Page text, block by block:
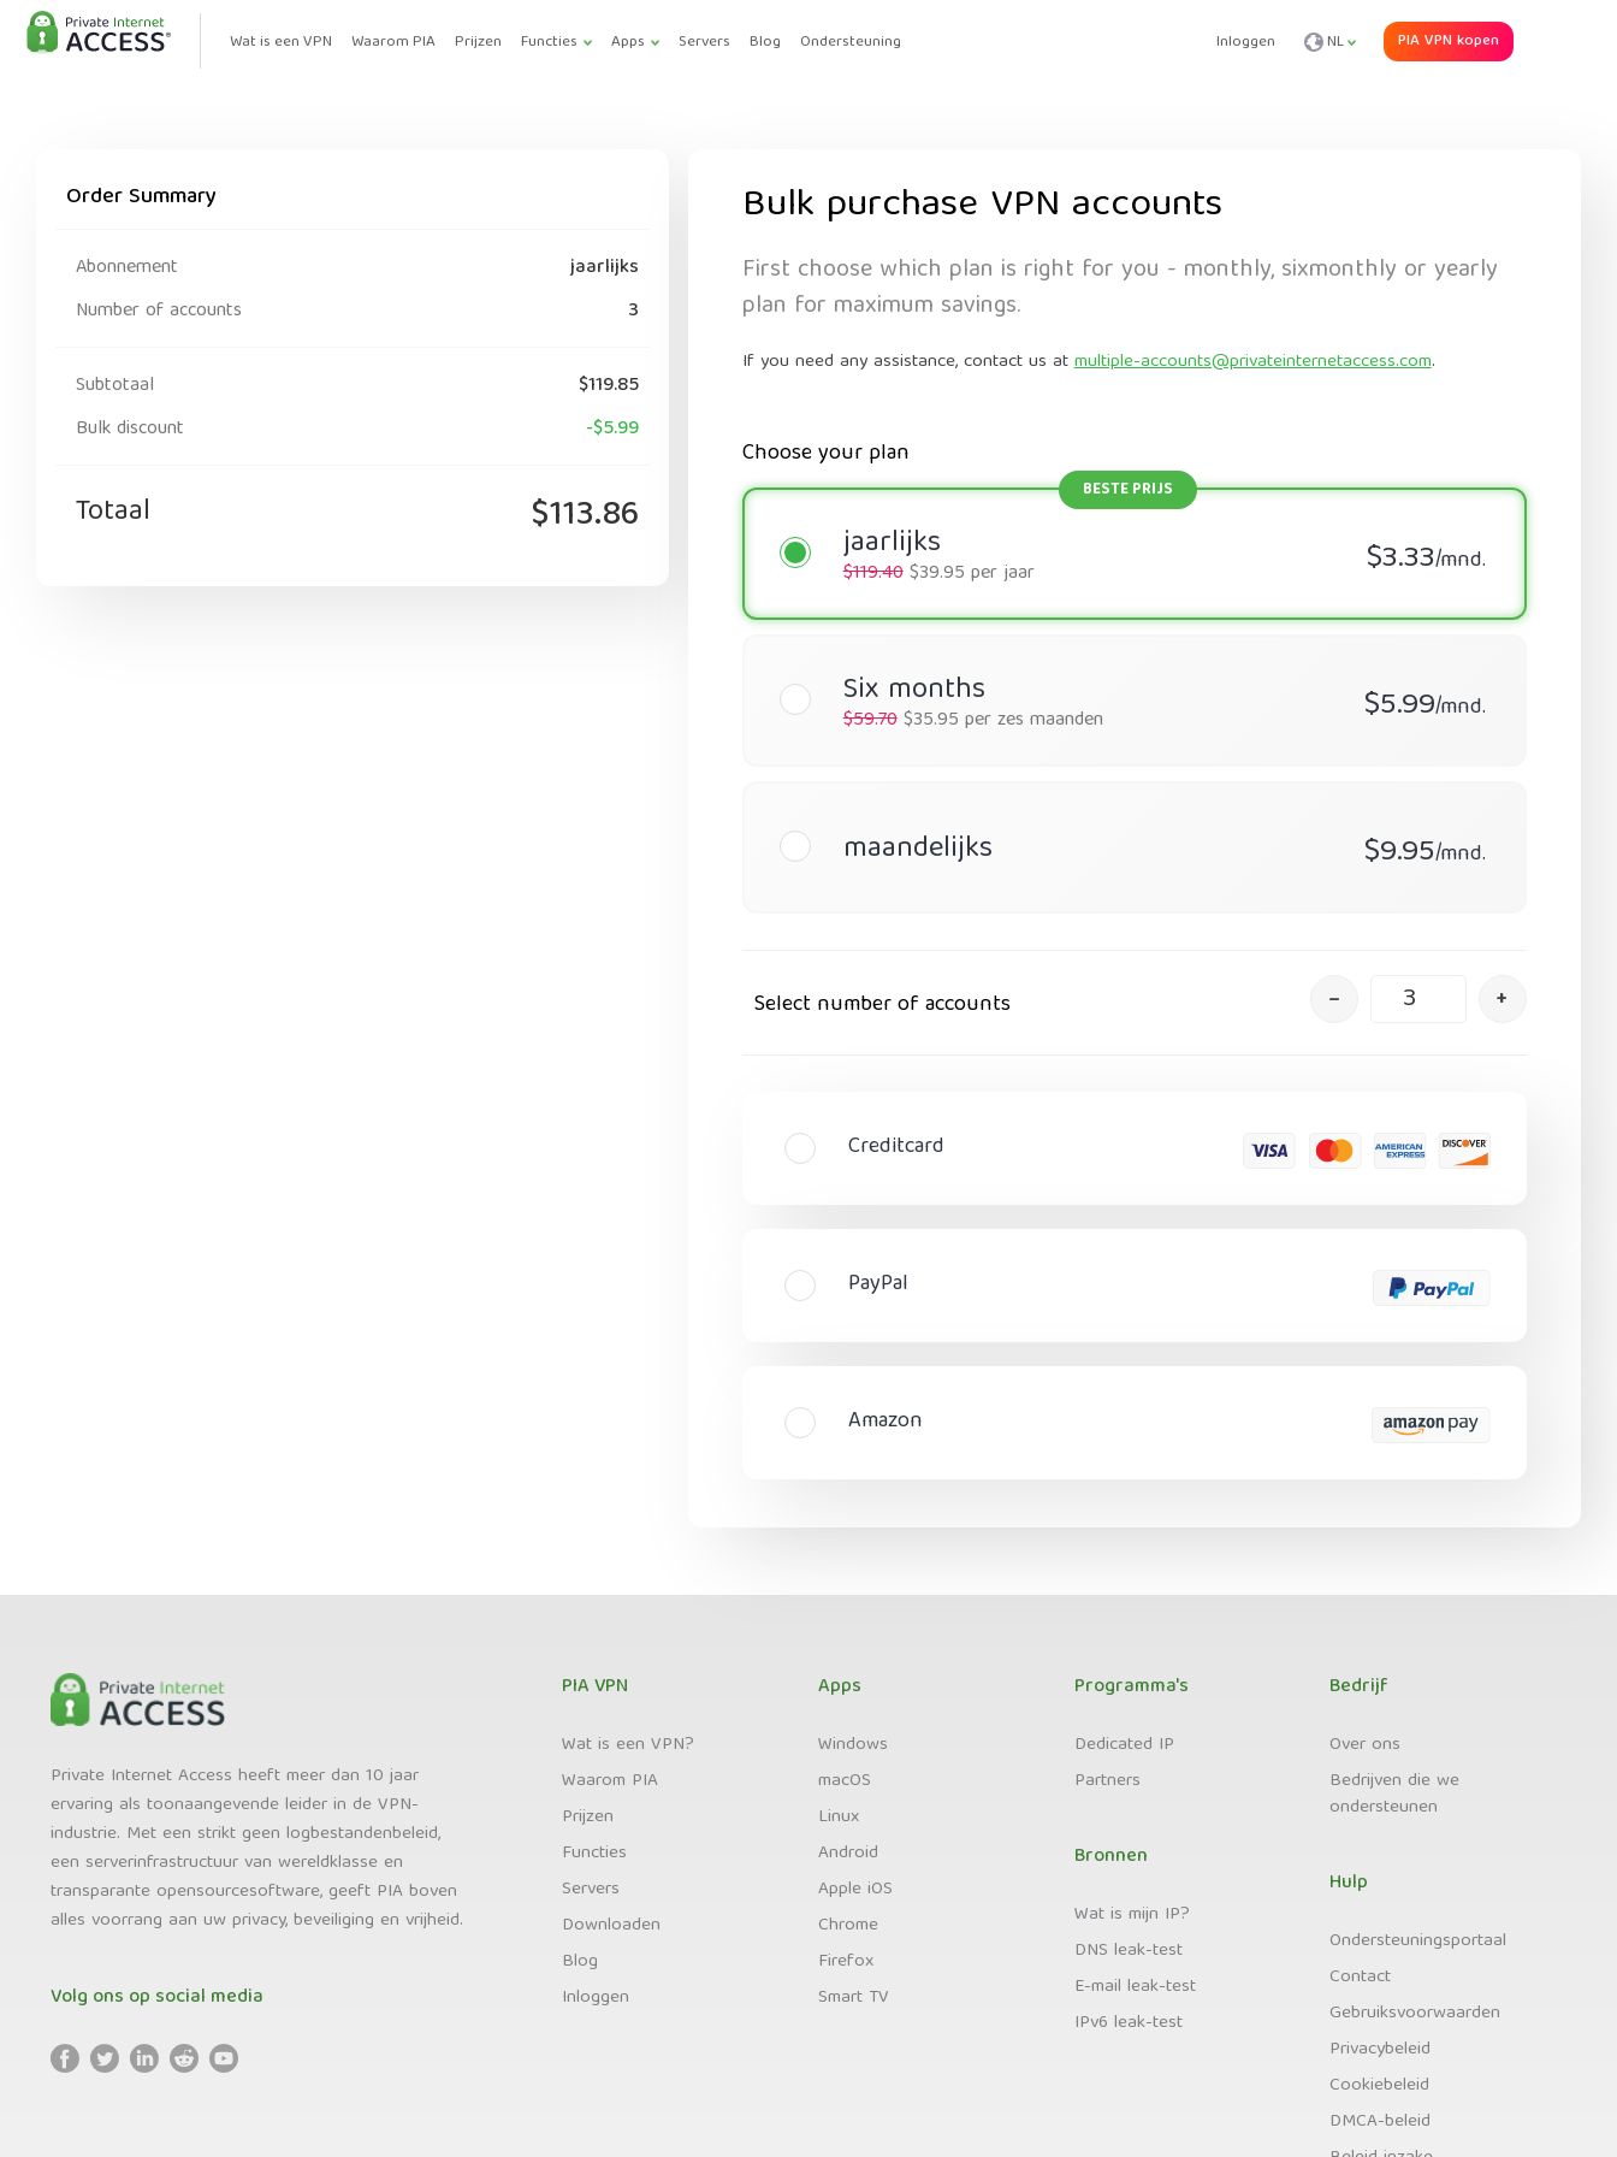
Wat is een VPN Waarom PIA Prijzen Functies Apps Servers Blog Ondersteuning Inloggen NL PIA VPN kopen
Order Summary
Abonnement
jaarlijks
Number of accounts
3
Subtotaal
$119.85
Bulk discount
-$5.99
Totaal $113.86
Bulk purchase VPN accounts
First choose which plan is right for you - monthly, sixmonthly or yearly
plan for maximum savings.
If you need any assistance, contact us atmultiple-accounts@privateinternetaccess.com.
Choose your plan
jaarlijks $3.33/mnd.
$119.40$39.95 per jaar
Six months $5.99/mnd.
$59.70$35.95 per zes maanden
maandelijks $9.95/mnd.
Select number of accounts – +
Creditcard
PayPal
Amazon
Private Internet Access heeft meer dan 10 jaar
ervaring als toonaangevende leider in de VPN-
industrie. Met een strikt geen logbestandenbeleid,
een serverinfrastructuur van wereldklasse en
transparante opensourcesoftware, geeft PIA boven
alles voorrang aan uw privacy, beveiliging en vrijheid.
Volg ons op social media
PIA VPN
Wat is een VPN?
Waarom PIA
Prijzen
Functies
Servers
Downloaden
Blog
Inloggen
Apps
Windows
macOS
Linux
Android
Apple iOS
Chrome
Firefox
Smart TV
Programma's
Dedicated IP
Partners
Bronnen
Wat is mijn IP?
DNS leak-test
E-mail leak-test
IPv6 leak-test
Bedrijf
Over ons
Bedrijven die we
ondersteunen
Hulp
Ondersteuningsportaal
Contact
Gebruiksvoorwaarden
Privacybeleid
Cookiebeleid
DMCA-beleid